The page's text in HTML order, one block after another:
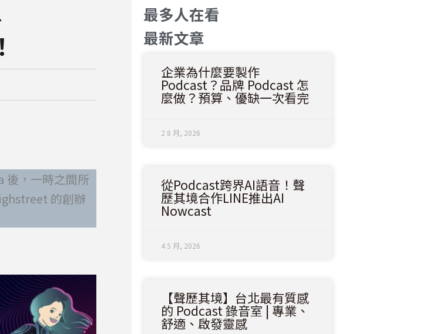
後，一時之間所
的創辦
最多人在看
最新文章
企業為什麼要製作
Podcast？品牌 Podcast 怎
麼做？預算、優缺一次看完
2 8 月, 2026
從Podcast跨界AI語音！聲
歷其境合作LINE推出AI
Nowcast
4 5 月, 2026
【聲歷其境】台北最有質感
的 Podcast 錄音室 | 專業、
舒適、啟發靈感